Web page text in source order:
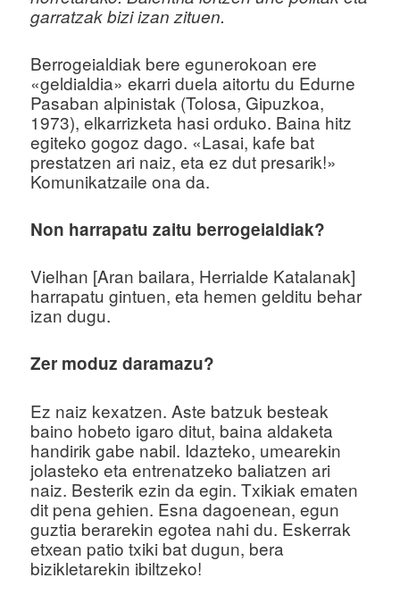
garratzak bizi izan zituen.
Berrogeialdiak bere egunerokoan ere
«geldialdia» ekarri duela aitortu du Edurne
Pasaban alpinistak (Tolosa, Gipuzkoa,
1973), elkarrizketa hasi orduko. Baina hitz
egiteko gogoz dago. «Lasai, kafe bat
prestatzen ari naiz, eta ez dut presarik!»
Komunikatzaile ona da.
Non harrapatu zaitu berrogeialdiak?
Vielhan [Aran bailara, Herrialde Katalanak]
harrapatu gintuen, eta hemen gelditu behar
izan dugu.
Zer moduz daramazu?
Ez naiz kexatzen. Aste batzuk besteak
baino hobeto igaro ditut, baina aldaketa
handirik gabe nabil. Idazteko, umearekin
jolasteko eta entrenatzeko baliatzen ari
naiz. Besterik ezin da egin. Txikiak ematen
dit pena gehien. Esna dagoenean, egun
guztia berarekin egotea nahi du. Eskerrak
etxean patio txiki bat dugun, bera
bizikletarekin ibiltzeko!